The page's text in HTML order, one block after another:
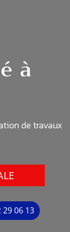
à
de travaux
29 06 13